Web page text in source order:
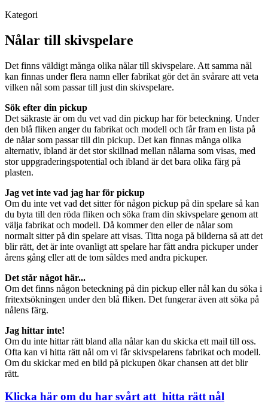
Kategori
Nålar till skivspelare
Det finns väldigt många olika nålar till skivspelare. Att samma nål
kan finnas under flera namn eller fabrikat gör det än svårare att veta
vilken nål som passar till just din skivspelare.
Sök efter din pickup
Det säkraste är om du vet vad din pickup har för beteckning. Under
den blå fliken anger du fabrikat och modell och får fram en lista på
de nålar som passar till din pickup. Det kan finnas många olika
alternativ, ibland är det stor skillnad mellan nålarna som visas, med
stor uppgraderingspotential och ibland är det bara olika färg på
plasten.
Jag vet inte vad jag har för pickup
Om du inte vet vad det sitter för någon pickup på din spelare så kan
du byta till den röda fliken och söka fram din skivspelare genom att
välja fabrikat och modell. Då kommer den eller de nålar som
normalt sitter på din spelare att visas. Titta noga på bilderna så att det
blir rätt, det är inte ovanligt att spelare har fått andra pickuper under
årens gång eller att de tom såldes med andra pickuper.
Det står något här...
Om det finns någon beteckning på din pickup eller nål kan du söka i
fritextsökningen under den blå fliken. Det fungerar även att söka på
nålens färg.
Jag hittar inte!
Om du inte hittar rätt bland alla nålar kan du skicka ett mail till oss.
Ofta kan vi hitta rätt nål om vi får skivspelarens fabrikat och modell.
Om du skickar med en bild på pickupen ökar chansen att det blir
rätt.
Klicka här om du har svårt att hitta rätt nål